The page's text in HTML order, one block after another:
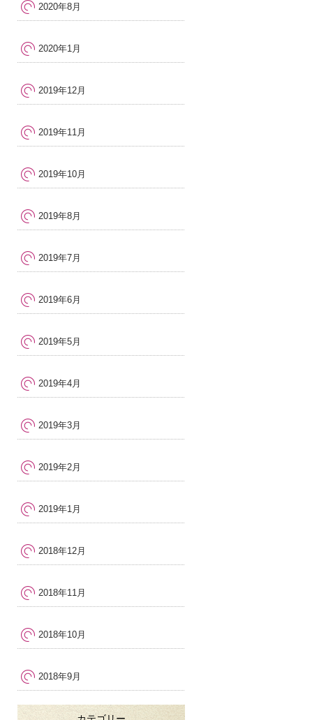
2020年8月
2020年1月
2019年12月
2019年11月
2019年10月
2019年8月
2019年7月
2019年6月
2019年5月
2019年4月
2019年3月
2019年2月
2019年1月
2018年12月
2018年11月
2018年10月
2018年9月